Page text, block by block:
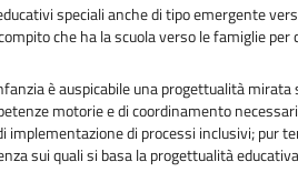
speciali anche di tipo emergente
che ha la scuola verso le famiglie per
è auspicabile una progettualità
motorie e di coordinamento
implementazione di processi inclusivi; pur
sui quali si basa la progettualità